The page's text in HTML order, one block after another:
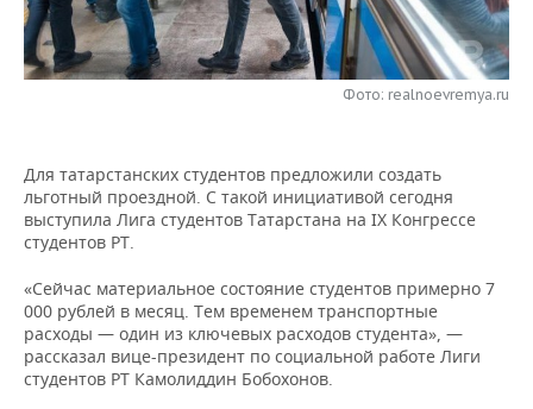
НЕФТЕХИМИЯ
НЕФТЬ
ЭНЕРГЕТИКА
РОЗНИЧНАЯ ТОРГОВЛЯ
НОВОСТИ ТЕХНОЛОГИЙ
ТЕЛЕКОММУНИКАЦИИ
МЕРОПРИЯТИЯ
БИЗНЕС-БРАНЧИ
ОТКРЫТАЯ ЛЕКЦИЯ
ФУТБОЛ
БАСКЕТБОЛ
ВОЛЕЙБОЛ
НОВОСТИ ОБЩЕСТВА
ИНФРАСТРУКТУРА
ИСТОРИЯ
ФОТОГАЛЕРЕЯ
СПРАВОЧНИК
СПИСОК ПЕРСОН
ПОЛНАЯ ВЕРСИЯ
Фото: realnoevremya.ru
Для татарстанских студентов предложили создать
льготный проездной. С такой инициативой сегодня
выступила Лига студентов Татарстана на IX Конгрессе
студентов РТ.
«Сейчас материальное состояние студентов примерно 7
000 рублей в месяц. Тем временем транспортные
расходы — один из ключевых расходов студента», —
рассказал вице-президент по социальной работе Лиги
студентов РТ Камолиддин Бобохонов.